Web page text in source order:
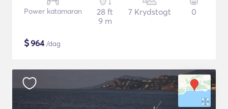
Power katamaran
28 ft
9 m
7 Krydstogt 0
$964/dag